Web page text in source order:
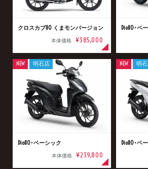
クロスカブ110 くまモンバージョン
本体価格 ¥385,000
Dio110･ベ
Dio110･ベーシック
本体価格 ¥239,800
NEW 明石店
Dio110･ベ
NEW 明